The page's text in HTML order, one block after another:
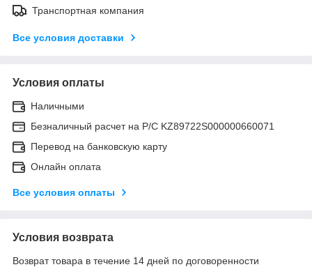
Транспортная компания
Все условия доставки
Условия оплаты
Наличными
Безналичный расчет на Р/С KZ89722S000000660071
Перевод на банковскую карту
Онлайн оплата
Все условия оплаты
Условия возврата
Возврат товара в течение 14 дней по договоренности